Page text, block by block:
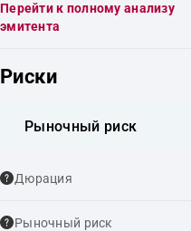
Перейти к полному анализу
эмитента
Риски
Рыночный риск
Дюрация
Рыночный риск